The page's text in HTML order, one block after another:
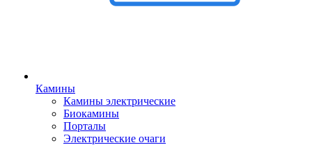
Камины
Камины электрические
Биокамины
Порталы
Электрические очаги